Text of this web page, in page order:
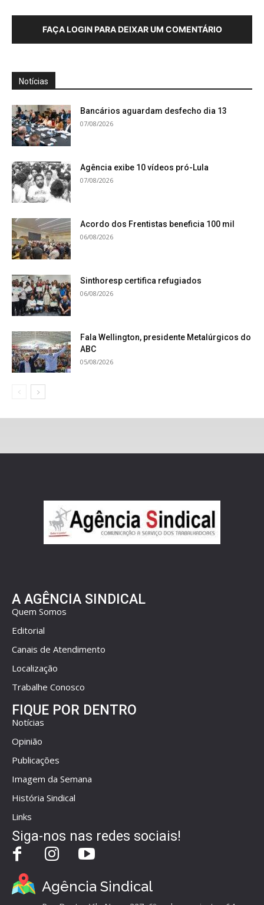
FAÇA LOGIN PARA DEIXAR UM COMENTÁRIO
Notícias
Bancários aguardam desfecho dia 13
07/08/2026
Agência exibe 10 vídeos pró-Lula
07/08/2026
Acordo dos Frentistas beneficia 100 mil
06/08/2026
Sinthoresp certifica refugiados
06/08/2026
Fala Wellington, presidente Metalúrgicos do
ABC
05/08/2026
A AGÊNCIA SINDICAL
Quem Somos
Editorial
Canais de Atendimento
Localização
Trabalhe Conosco
FIQUE POR DENTRO
Notícias
Opinião
Publicações
Imagem da Semana
História Sindical
Links
Siga-nos nas redes sociais!
Agência Sindical